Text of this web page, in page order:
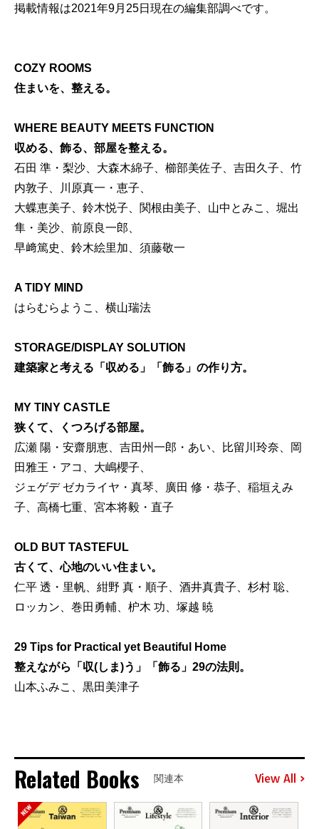
掲載情報は2021年9月25日現在の編集部調べです。
COZY ROOMS
住まいを、整える。
WHERE BEAUTY MEETS FUNCTION
収める、飾る、部屋を整える。
石田 準・梨沙、大森木綿子、櫛部美佐子、吉田久子、竹
内敦子、川原真一・恵子、
大蝶恵美子、鈴木悦子、関根由美子、山中とみこ、堀出
隼・美沙、前原良一郎、
早﨑篤史、鈴木絵里加、須藤敬一
A TIDY MIND
はらむらようこ、横山瑞法
STORAGE/DISPLAY SOLUTION
建築家と考える「収める」「飾る」の作り方。
MY TINY CASTLE
狭くて、くつろげる部屋。
広瀬 陽・安齋朋恵、吉田州一郎・あい、比留川玲奈、岡
田雅王・アコ、大嶋櫻子、
ジェゲデ ゼカライヤ・真琴、廣田 修・恭子、稲垣えみ
子、高橋七重、宮本将毅・直子
OLD BUT TASTEFUL
古くて、心地のいい住まい。
仁平 透・里帆、紺野 真・順子、酒井真貴子、杉村 聡、
ロッカン、巻田勇輔、枦木 功、塚越 暁
29 Tips for Practical yet Beautiful Home
整えながら「収(しま)う」「飾る」29の法則。
山本ふみこ、黒田美津子
Related Books 関連本 View All